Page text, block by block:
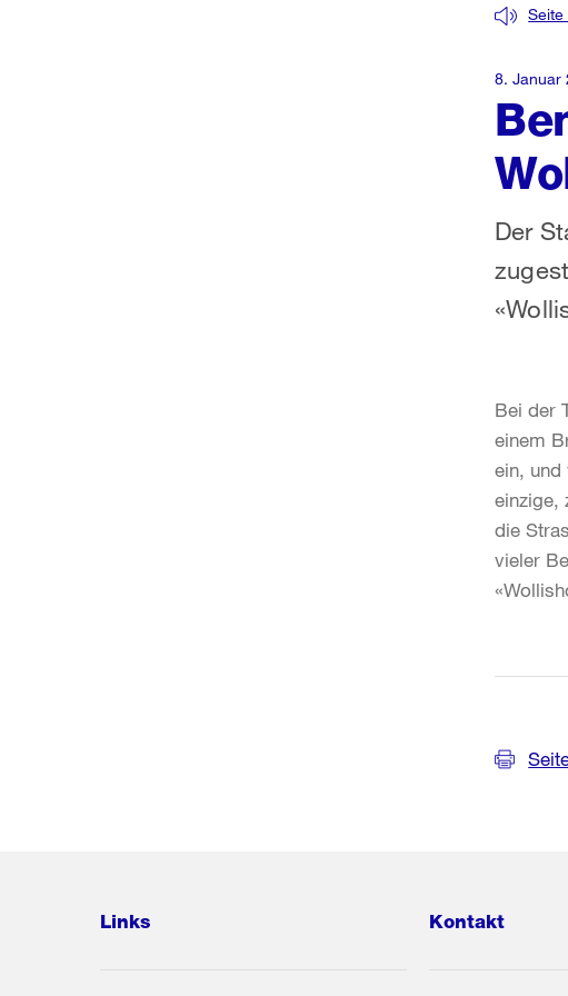
Seite
Der
8. Januar
Bei der
einem
ein, und
einzige,
die
vieler
Links Kontakt